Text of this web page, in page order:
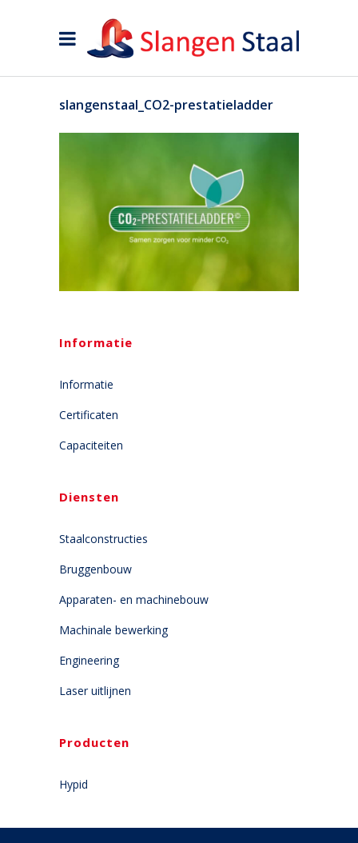
slangenstaal_CO2-prestatieladder
Informatie
Informatie
Certificaten
Capaciteiten
Diensten
Staalconstructies
Bruggenbouw
Apparaten- en machinebouw
Machinale bewerking
Engineering
Laser uitlijnen
Producten
Hypid